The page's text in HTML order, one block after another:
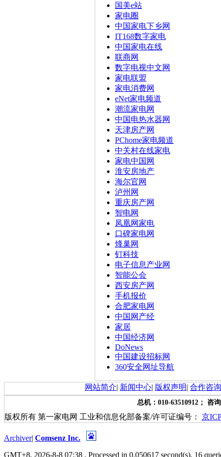
国美e站
家电圈
中国家电下乡网
IT168数字家电
中国家电在线
联商网
数字电视中文网
家电联盟
家电消费网
eNet家电频道
潮流家电网
中国电热水器网
天津房产网
PChome家电频道
中关村在线家电
家电中国网
淮安房地产
海尔官网
泸州网
重庆房产网
智电网
凤凰网家电
口碑家电网
烽巢网
钉科技
电子信息产业网
智能公会
西安房产网
手机报价
合肥家电网
中国网产经
家居
中国经济网
DoNews
中国建设招标网
360安全网址导航
网站简介| 新闻中心| 版权声明| 合作咨询
总机：010-63510912； 咨
版权所有 第一家电网 工业和信息化部备案/许可证编号： 京
Archiver| Comsenz Inc.
GMT+8, 2026-8-8 07:38 , Processed in 0.050617 second(s), 16